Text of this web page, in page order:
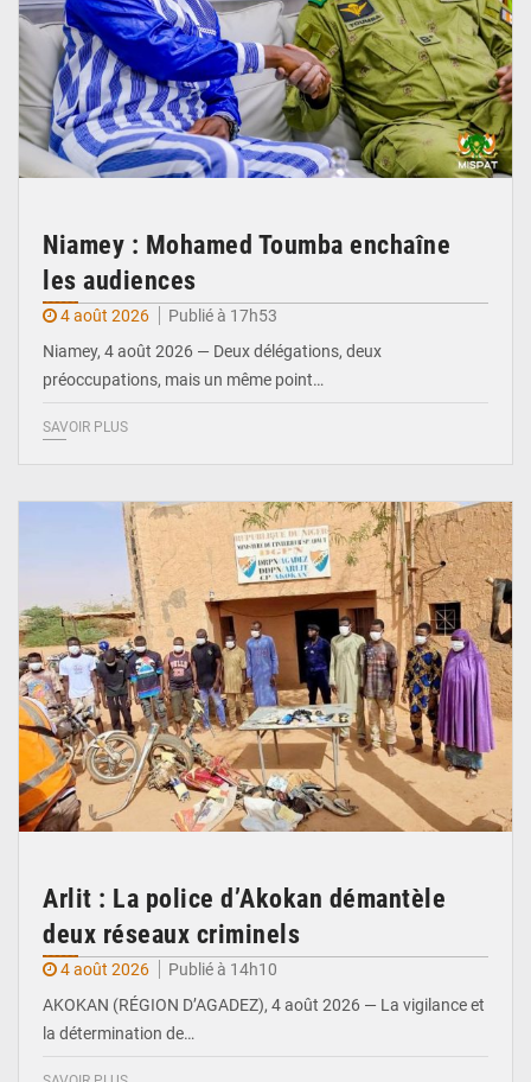
Niamey : Mohamed Toumba enchaîne
les audiences
4 août 2026
Publié à 17h53
Niamey, 4 août 2026 — Deux délégations, deux
préoccupations, mais un même point…
SAVOIR PLUS
Arlit : La police d’Akokan démantèle
deux réseaux criminels
4 août 2026
Publié à 14h10
AKOKAN (RÉGION D’AGADEZ), 4 août 2026 — La vigilance et
la détermination de…